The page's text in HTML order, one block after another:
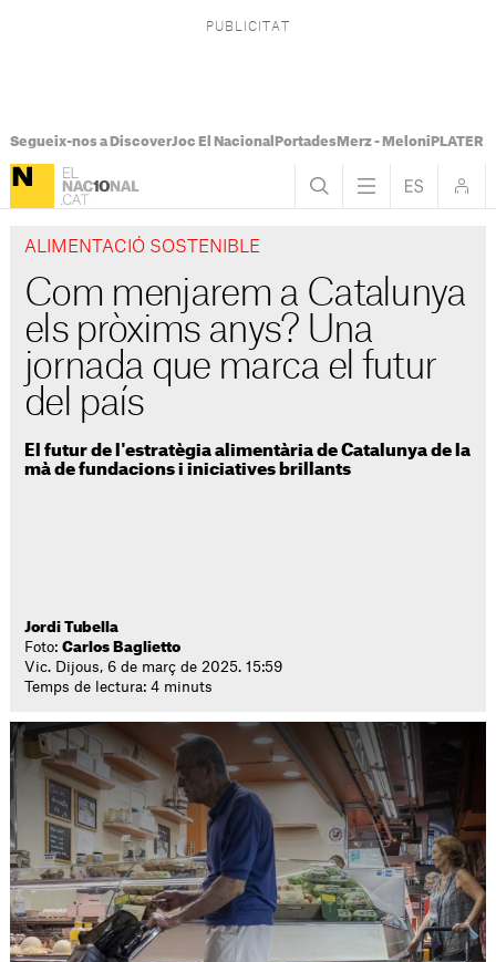
Segueix-nos a DiscoverJoc El Nacional PortadesMerz - Meloni PLATER
ALIMENTACIÓ SOSTENIBLE
Com menjarem a Catalunya
els pròxims anys? Una
jornada que marca el futur
del país
El futur de l'estratègia alimentària de Catalunya de la
mà de fundacions i iniciatives brillants
Jordi Tubella
Foto:Carlos Baglietto
Vic. Dijous, 6 de març de 2025. 15:59
Temps de lectura: 4 minuts